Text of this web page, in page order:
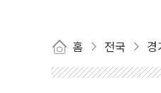
홈 전국 경